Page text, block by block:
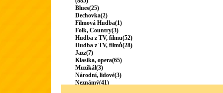
Blues(25)
Dechovka(2)
Filmová Hudba(1)
Folk, Country(3)
Hudba z TV, filmu(52)
Hudba z TV, filmů(28)
Jazz(7)
Klasika, opera(65)
Muzikál(3)
Národní, lidové(3)
Neznámý(41)